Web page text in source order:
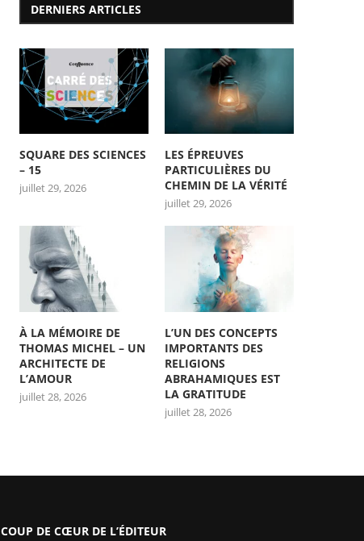
DERNIERS ARTICLES
SQUARE DES SCIENCES
– 15
juillet 29, 2026
LES ÉPREUVES
PARTICULIÈRES DU
CHEMIN DE LA VÉRITÉ
juillet 29, 2026
À LA MÉMOIRE DE
THOMAS MICHEL – UN
ARCHITECTE DE
L’AMOUR
juillet 28, 2026
L’UN DES CONCEPTS
IMPORTANTS DES
RELIGIONS
ABRAHAMIQUES EST
LA GRATITUDE
juillet 28, 2026
COUP DE CŒUR DE L’ÉDITEUR